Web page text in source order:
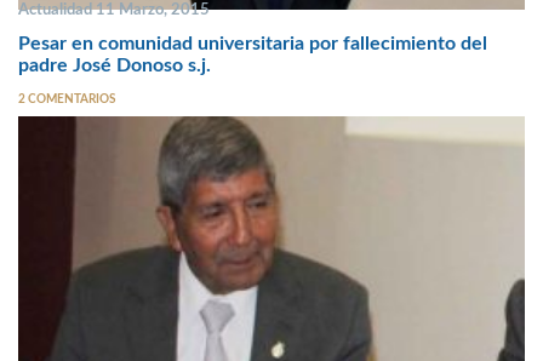
Actualidad 11 Marzo, 2015
Pesar en comunidad universitaria por fallecimiento del
padre José Donoso s.j.
2 COMENTARIOS